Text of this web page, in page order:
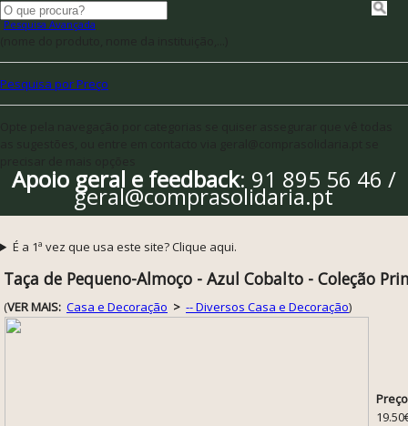
Pesquisa Avançada
Pesquisa por Preço
Apoio geral e feedback: 91 895 56 46 /
geral@comprasolidaria.pt
É a 1ª vez que usa este site? Clique aqui.
Taça de Pequeno-Almoço - Azul Cobalto - Coleção
(VER MAIS: Casa e Decoração > -- Diversos Casa e Decoração)